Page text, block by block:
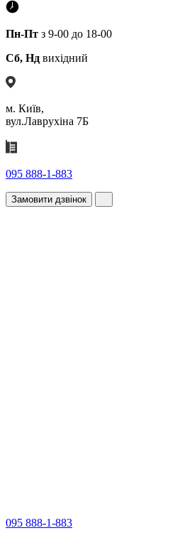
Пн-Пт з 9-00 до 18-00
Сб, Нд вихідний
м. Київ,
вул.Лаврухіна 7Б
095 888-1-883
Замовити дзвінок
095 888-1-883